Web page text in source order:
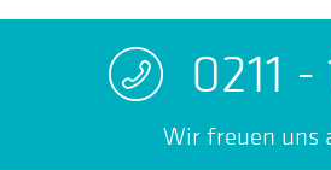
0211 -
Wir freuen uns